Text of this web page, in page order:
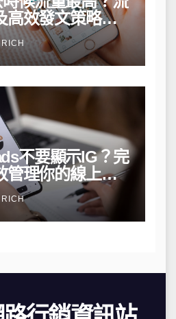
高效發文策略攻
RICH
不要顯示IG？完
管理你的線上隱
RICH